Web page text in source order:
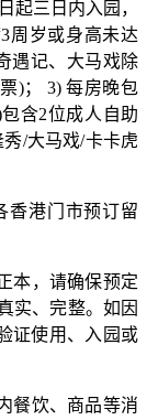
起三日内入园，
3周岁或身高未达
遇记、大马戏除
)； 3)每房晚包
包含2位成人自助
秀/大马戏/卡卡虎
香港门市预订留
本，请确保预定
实、完整。如因
证使用、入园或
餐饮、商品等消